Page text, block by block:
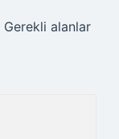
Gerekli alanlar